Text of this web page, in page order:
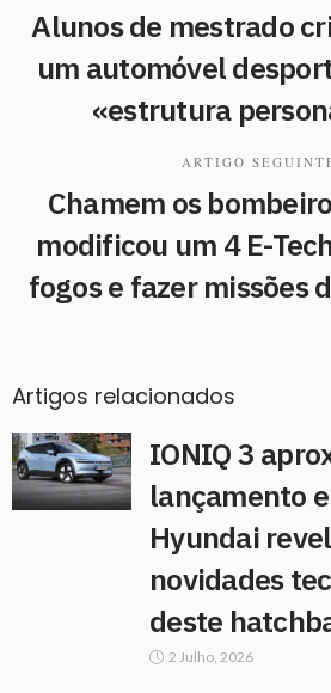
Alunos de mestrado
um automóvel
«estrutura
ARTIGO
Chamem os
modificou um 4 E-
fogos e fazer missões
Artigos relacionados
IONIQ 3
lançamento
Hyundai
novidades
deste
2 Julho, 2026